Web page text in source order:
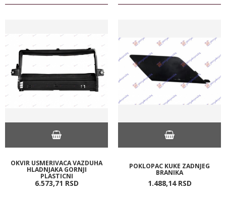
OKVIR USMERIVACA VAZDUHA
HLADNJAKA GORNJI
PLASTICNI
6.573,71 RSD
POKLOPAC KUKE ZADNJEG
BRANIKA
1.488,14 RSD